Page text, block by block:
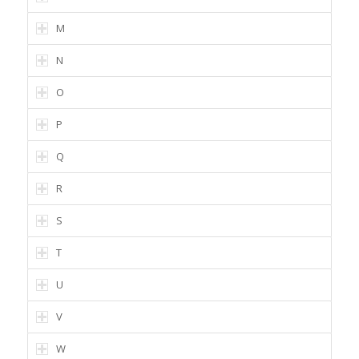
M
N
O
P
Q
R
S
T
U
V
W